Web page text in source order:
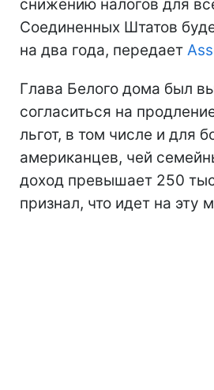
снижению налогов для
Соединенных Штатов
на два года, передает
Глава Белого дома был
согласиться на
льгот, в том числе и для
американцев, чей
доход превышает 250
признал, что идет на эту